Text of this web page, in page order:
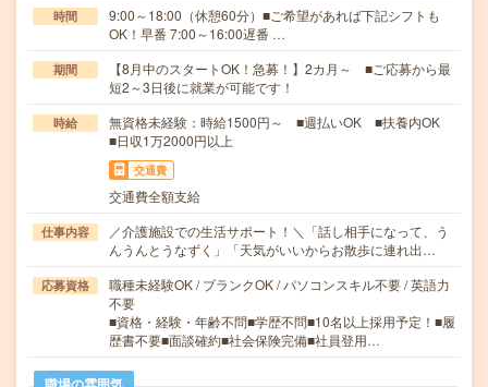
時間
9:00～18:00（休憩60分）■ご希望があれば下記シフトも
OK！早番 7:00～16:00遅番 …
期間
【8月中のスタートOK！急募！】2カ月～ ■ご応募から最
短2～3日後に就業が可能です！
時給
無資格未経験：時給1500円～ ■週払いOK ■扶養内OK
■日収1万2000円以上
交通費
交通費全額支給
仕事内容
／介護施設での生活サポート！＼「話し相手になって、う
んうんとうなずく」「天気がいいからお散歩に連れ出…
応募資格
職種未経験OK / ブランクOK / パソコンスキル不要 / 英語力
不要
■資格・経験・年齢不問■学歴不問■10名以上採用予定！■履
歴書不要■面談確約■社会保険完備■社員登用…